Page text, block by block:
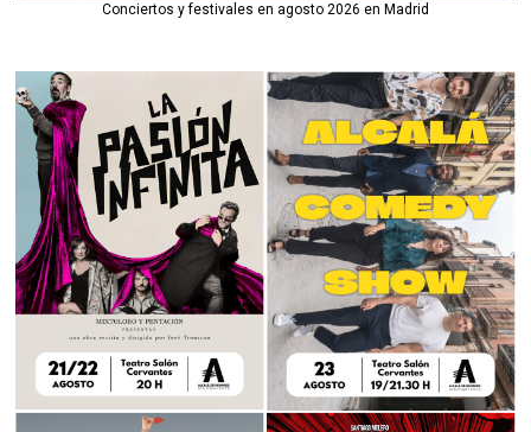
Conciertos y festivales en agosto 2026 en Madrid